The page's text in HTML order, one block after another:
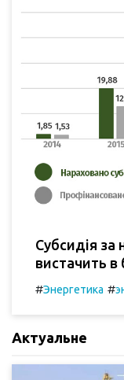
Субсидія
вистачить
#Энергетика #
Актуальне